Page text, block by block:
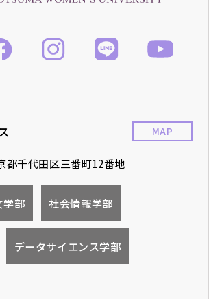
千代田区三番町12番地
MAP
学部 社会情報学部
データサイエンス学部